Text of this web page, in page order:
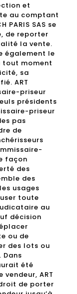
et
au comptant
PARIS SAS se
de reporter
la vente.
également le
tout moment
sa
ART
priseur
présidents
priseur
pas
de
façon
des
des
usages
toute
au
décision
ou de
des lots ou
été
ART
droit de porter